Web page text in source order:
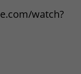
watch?